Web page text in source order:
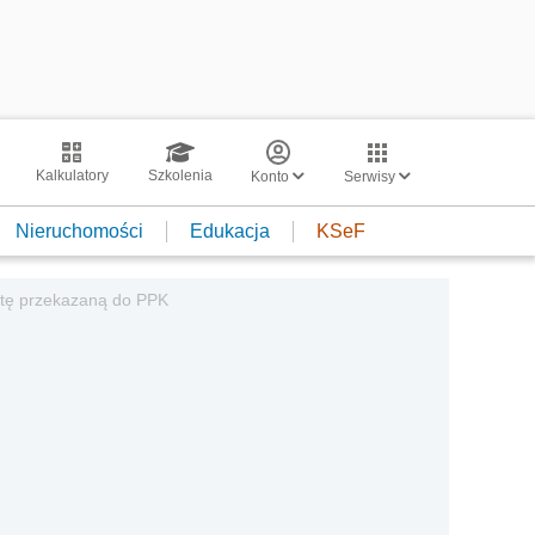
Kalkulatory Szkolenia Konto Serwisy
Nieruchomości Edukacja KSeF
przekazaną do PPK